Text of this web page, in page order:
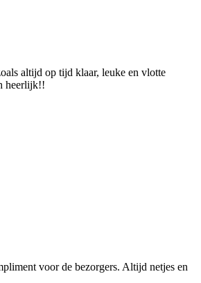
altijd op tijd klaar, leuke en vlotte
heerlijk!!
voor de bezorgers. Altijd netjes en